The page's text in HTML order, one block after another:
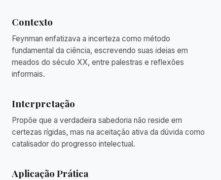
Contexto
Feynman enfatizava a incerteza como método
fundamental da ciência, escrevendo suas ideias em
meados do século XX, entre palestras e reflexões
informais.
Interpretação
Propõe que a verdadeira sabedoria não reside em
certezas rígidas, mas na aceitação ativa da dúvida como
catalisador do progresso intelectual.
Aplicação Prática